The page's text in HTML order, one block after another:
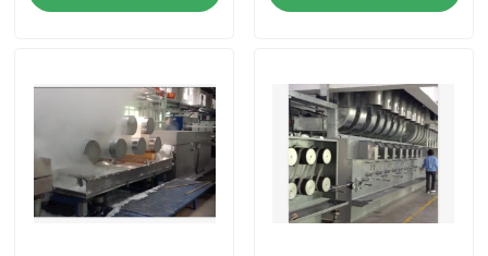
stenter della regolazione di calore
Macchina di Stenter dell'aria calda